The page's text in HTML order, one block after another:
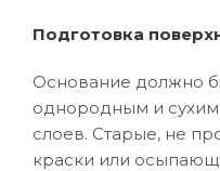
Подготовка
Основание должно
однородным и сухим
слоев. Старые, не
краски или